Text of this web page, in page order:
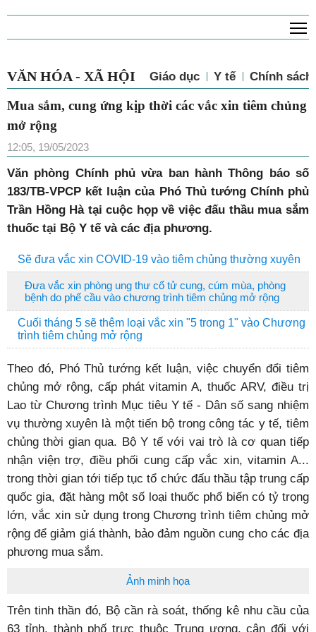
VĂN HÓA - XÃ HỘI Giáo dục Y tế Chính sách
Mua sắm, cung ứng kịp thời các vắc xin tiêm chủng
mở rộng
12:05, 19/05/2023
Văn phòng Chính phủ vừa ban hành Thông báo số
183/TB-VPCP kết luận của Phó Thủ tướng Chính phủ
Trần Hồng Hà tại cuộc họp về việc đấu thầu mua sắm
thuốc tại Bộ Y tế và các địa phương.
Sẽ đưa vắc xin COVID-19 vào tiêm chủng thường xuyên
Đưa vắc xin phòng ung thư cổ tử cung, cúm mùa, phòng
bệnh do phế cầu vào chương trình tiêm chủng mở rộng
Cuối tháng 5 sẽ thêm loại vắc xin "5 trong 1" vào Chương
trình tiêm chủng mở rộng
Theo đó, Phó Thủ tướng kết luận, việc chuyển đổi tiêm
chủng mở rộng, cấp phát vitamin A, thuốc ARV, điều trị
Lao từ Chương trình Mục tiêu Y tế - Dân số sang nhiệm
vụ thường xuyên là một tiến bộ trong công tác y tế, tiêm
chủng thời gian qua. Bộ Y tế với vai trò là cơ quan tiếp
nhận viện trợ, điều phối cung cấp vắc xin, vitamin A...
trong thời gian tới tiếp tục tổ chức đấu thầu tập trung cấp
quốc gia, đặt hàng một số loại thuốc phổ biến có tỷ trọng
lớn, vắc xin sử dụng trong Chương trình tiêm chủng mở
rộng để giảm giá thành, bảo đảm nguồn cung cho các địa
phương mua sắm.
Ảnh minh họa
Trên tinh thần đó, Bộ cần rà soát, thống kê nhu cầu của
63 tỉnh, thành phố trực thuộc Trung ương, cân đối với